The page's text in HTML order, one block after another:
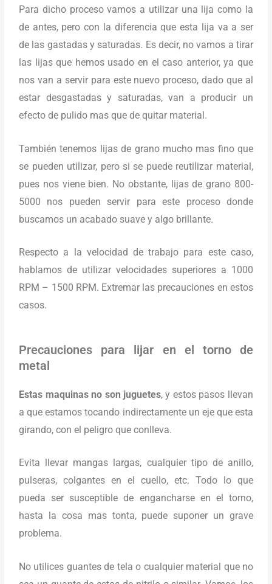
Para dicho proceso vamos a utilizar una lija como la
de antes, pero con la diferencia que esta lija va a ser
de las gastadas y saturadas. Es decir, no vamos a tirar
las lijas que hemos usado en el caso anterior, ya que
nos van a servir para este nuevo proceso, dado que al
estar desgastadas y saturadas, van a producir un
efecto de pulido mas que de quitar material.
También tenemos lijas de grano mucho mas fino que
se pueden utilizar, pero si se puede reutilizar material,
pues nos viene bien. No obstante, lijas de grano 800-
5000 nos pueden servir para este proceso donde
buscamos un acabado suave y algo brillante.
Respecto a la velocidad de trabajo para este caso,
hablamos de utilizar velocidades superiores a 1000
RPM – 1500 RPM. Extremar las precauciones en estos
casos.
Precauciones para lijar en el torno de
metal
Estas maquinas no son juguetes, y estos pasos llevan
a que estamos tocando indirectamente un eje que esta
girando, con el peligro que conlleva.
Evita llevar mangas largas, cualquier tipo de anillo,
pulseras, colgantes en el cuello, etc. Todo lo que
pueda ser susceptible de engancharse en el torno,
hasta la cosa mas tonta, puede suponer un grave
problema.
No utilices guantes de tela o cualquier material que no